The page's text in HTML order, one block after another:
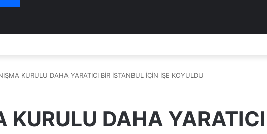
KURULU DAHA YARATICI BİR İSTANBUL İÇİN İŞE KOYULDU
KURULU DAHA YARATICI